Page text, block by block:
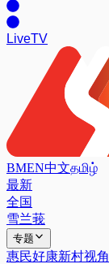
LiveTV
BMEN中文தமிழ்
最新
全国
雪兰莪
专题
惠民好康新村视角